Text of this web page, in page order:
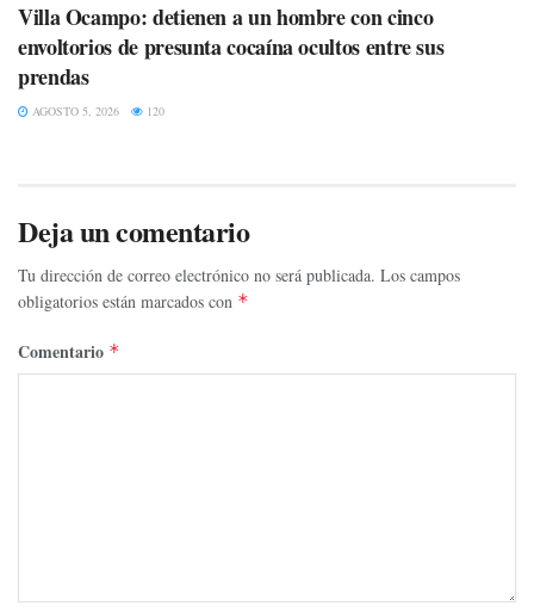
Villa Ocampo: detienen a un hombre con cinco
envoltorios de presunta cocaína ocultos entre sus
prendas
AGOSTO 5, 2026 120
Deja un comentario
Tu dirección de correo electrónico no será publicada. Los campos
obligatorios están marcados con *
Comentario *